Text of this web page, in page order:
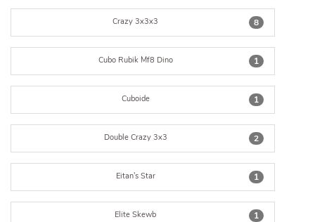
8
Crazy 3x3x3
1
Cubo Rubik Mf8 Dino
1
Cuboide
2
Double Crazy 3x3
1
Eitan's Star
1
Elite Skewb